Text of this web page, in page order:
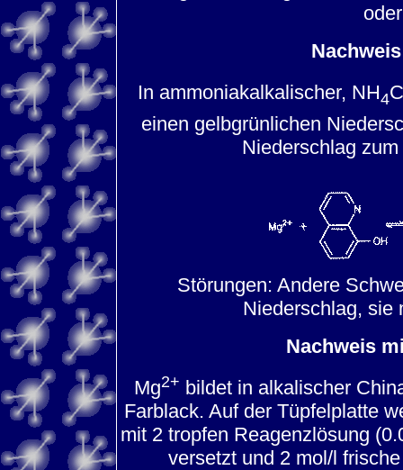
In ammoniakalkalischer, NH4
einen gelbgrünlichen
Niederschlag
Störungen: Andere
Niederschlag, sie
Nachweis
Mg2+ bildet in alkalischer
Farblack. Auf der Tüpfelplatte
mit 2 tropfen Reagenzlösung
versetzt und 2 mol/l